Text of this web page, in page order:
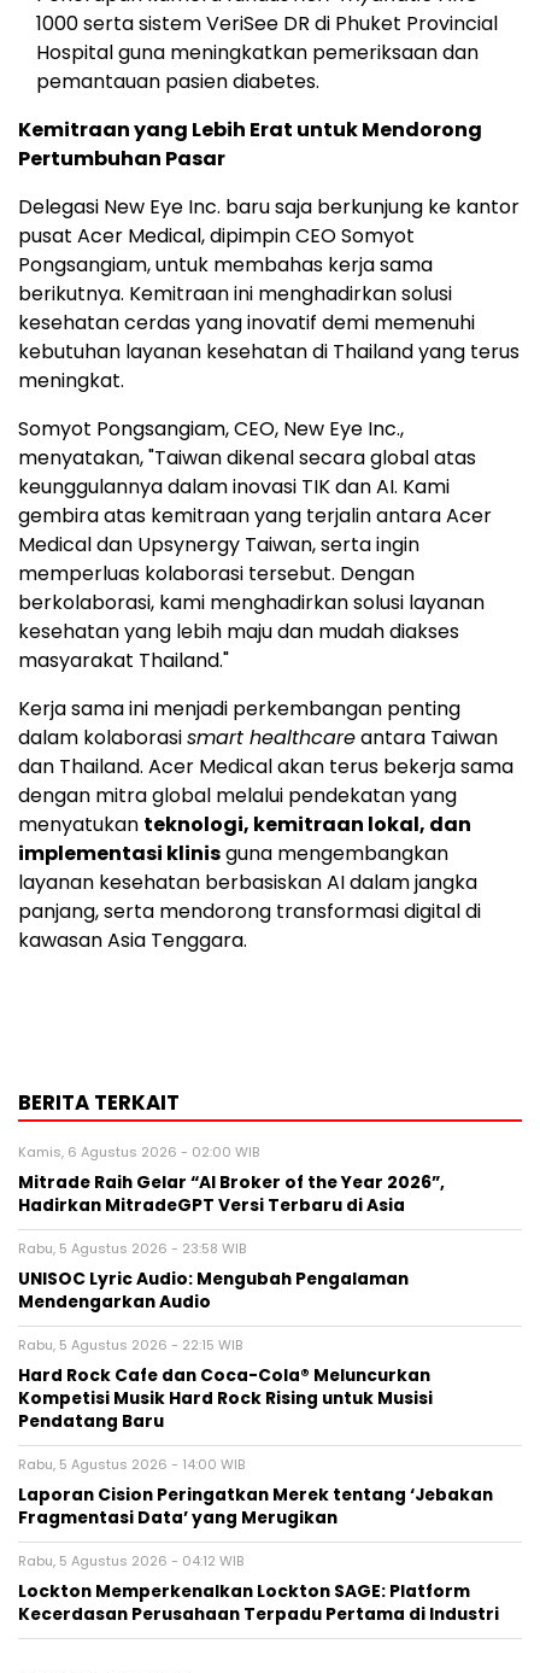
1000 serta sistem VeriSee DR di Phuket Provincial
Hospital guna meningkatkan pemeriksaan dan
pemantauan pasien diabetes.
Kemitraan yang Lebih Erat untuk Mendorong
Pertumbuhan Pasar
Delegasi New Eye Inc. baru saja berkunjung ke kantor
pusat Acer Medical, dipimpin CEO Somyot
Pongsangiam, untuk membahas kerja sama
berikutnya. Kemitraan ini menghadirkan solusi
kesehatan cerdas yang inovatif demi memenuhi
kebutuhan layanan kesehatan di Thailand yang terus
meningkat.
Somyot Pongsangiam, CEO, New Eye Inc.,
menyatakan, "Taiwan dikenal secara global atas
keunggulannya dalam inovasi TIK dan AI. Kami
gembira atas kemitraan yang terjalin antara Acer
Medical dan Upsynergy Taiwan, serta ingin
memperluas kolaborasi tersebut. Dengan
berkolaborasi, kami menghadirkan solusi layanan
kesehatan yang lebih maju dan mudah diakses
masyarakat Thailand."
Kerja sama ini menjadi perkembangan penting
dalam kolaborasismart healthcareantara Taiwan
dan Thailand. Acer Medical akan terus bekerja sama
dengan mitra global melalui pendekatan yang
menyatukan teknologi, kemitraan lokal, dan
implementasi klinisguna mengembangkan
layanan kesehatan berbasiskan AI dalam jangka
panjang, serta mendorong transformasi digital di
kawasan Asia Tenggara.
BERITA TERKAIT
Kamis, 6 Agustus 2026 - 02:00 WIB
Mitrade Raih Gelar “AI Broker of the Year 2026”,
Hadirkan MitradeGPT Versi Terbaru di Asia
Rabu, 5 Agustus 2026 - 23:58 WIB
UNISOC Lyric Audio: Mengubah Pengalaman
Mendengarkan Audio
Rabu, 5 Agustus 2026 - 22:15 WIB
Hard Rock Cafe dan Coca-Cola® Meluncurkan
Kompetisi Musik Hard Rock Rising untuk Musisi
Pendatang Baru
Rabu, 5 Agustus 2026 - 14:00 WIB
Laporan Cision Peringatkan Merek tentang ‘Jebakan
Fragmentasi Data’ yang Merugikan
Rabu, 5 Agustus 2026 - 04:12 WIB
Lockton Memperkenalkan Lockton SAGE: Platform
Kecerdasan Perusahaan Terpadu Pertama di Industri